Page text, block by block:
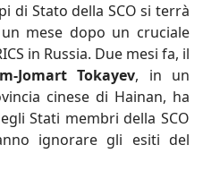
di Stato della SCO si terrà
mese dopo un cruciale
in Russia. Due mesi fa, il
Jomart Tokayev, in un
cinese di Hainan, ha
Stati membri della SCO
ignorare gli esiti del